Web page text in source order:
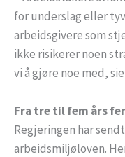
for underslag eller
arbeidsgivere som
ikke risikerer noen
vi å gjøre noe med,
Fra tre til fem års
Regjeringen har
arbeidsmiljøloven.